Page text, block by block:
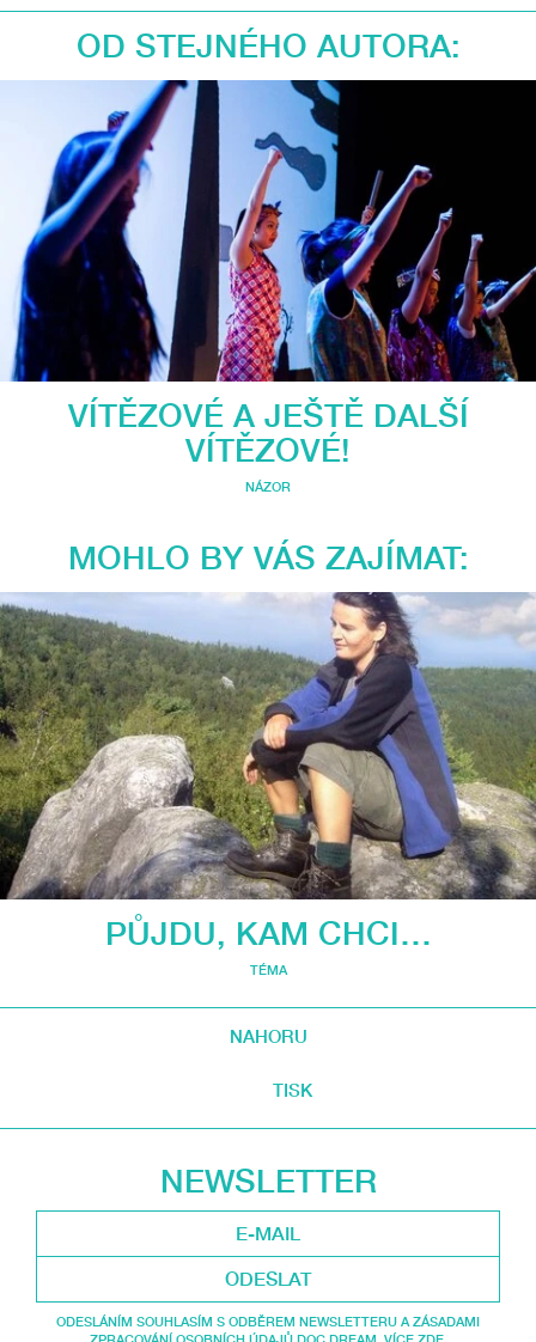
OD STEJNÉHO AUTORA:
VÍTĚZOVÉ A JEŠTĚ DALŠÍ
VÍTĚZOVÉ!
NÁZOR
MOHLO BY VÁS ZAJÍMAT:
PŮJDU, KAM CHCI…
TÉMA
NAHORU
TISK
NEWSLETTER
ODESLAT
ODESLÁNÍM SOUHLASÍM S ODBĚREM NEWSLETTERU A ZÁSADAMI